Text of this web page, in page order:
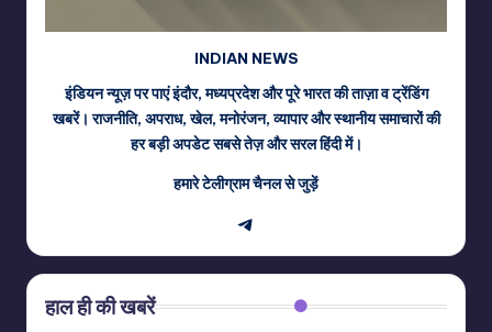
INDIAN NEWS
इंडियन न्यूज़ पर पाएं इंदौर, मध्यप्रदेश और पूरे भारत की ताज़ा व ट्रेंडिंग
खबरें। राजनीति, अपराध, खेल, मनोरंजन, व्यापार और स्थानीय समाचारों की
हर बड़ी अपडेट सबसे तेज़ और सरल हिंदी में।
हमारे टेलीग्राम चैनल से जुड़ें
Telegram
हाल ही की खबरें